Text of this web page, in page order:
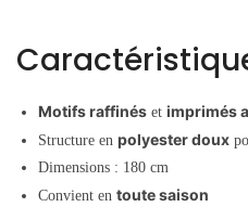
Motifs raffinés et imprimés
Structure en polyester doux
Dimensions : 180 cm
Convient en toute saison